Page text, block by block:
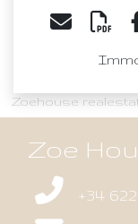
Zoehouse
Zoe
+34